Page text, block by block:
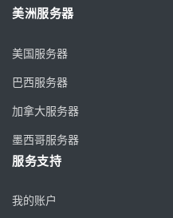
美洲服务器
美国服务器
巴西服务器
加拿大服务器
墨西哥服务器
服务支持
我的账户